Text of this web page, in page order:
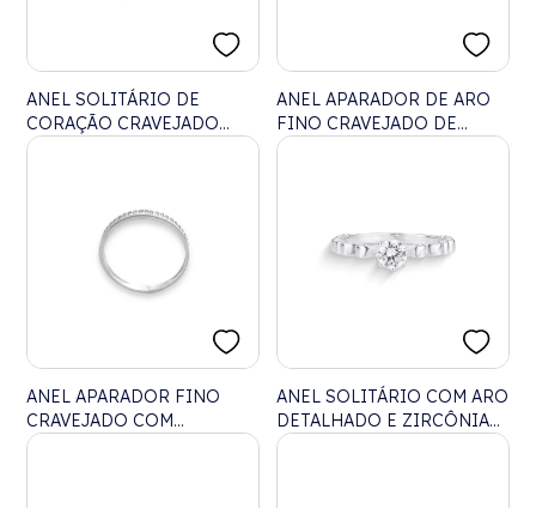
ANEL SOLITÁRIO DE
CORAÇÃO CRAVEJADO
COM ZIRCÔNIA CRISTAL
ANEL APARADOR DE ARO
FINO CRAVEJADO DE
ZIRCÔNIAS
ANEL APARADOR FINO
CRAVEJADO COM
ZIRCÔNIAS
ANEL SOLITÁRIO COM ARO
DETALHADO E ZIRCÔNIA
CRISTAL